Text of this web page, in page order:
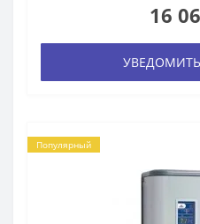
16
Популярный